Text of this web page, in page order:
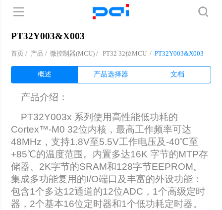
PT32Y003&X003
首页 / 产品 / 微控制器(MCU) / PT32 32位MCU / PT32Y003&X003
概述 产品选择器 文档
产品介绍：
PT32Y003x 系列使用高性能低功耗的
Cortex™-M0 32位内核，最高工作频率可达
48MHz，支持1.8V至5.5V工作电压及-40℃至
+85℃的温度范围。内置多达16K 字节的MTP存
储器、2K字节的SRAM和128字节EEPROM。
集成多功能复用的I/O端口及丰富的外设功能：
包含1个多达12通道的12位ADC，1个高级定时
器，2个基本16位定时器和1个低功耗定时器。